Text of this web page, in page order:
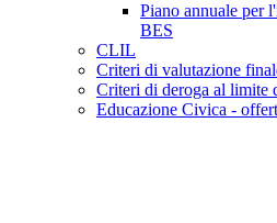
Piano annuale per
BES
CLIL
Criteri di valutazione
Criteri di deroga al limite
Educazione Civica -